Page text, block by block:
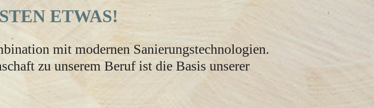
ETWAS!
mit modernen Sanierungstechnologien.
zu unserem Beruf ist die Basis unserer